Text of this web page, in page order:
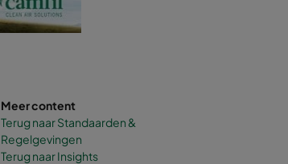
Meer content
Terug naar Standaarden &
Regelgevingen
Terug naar Insights